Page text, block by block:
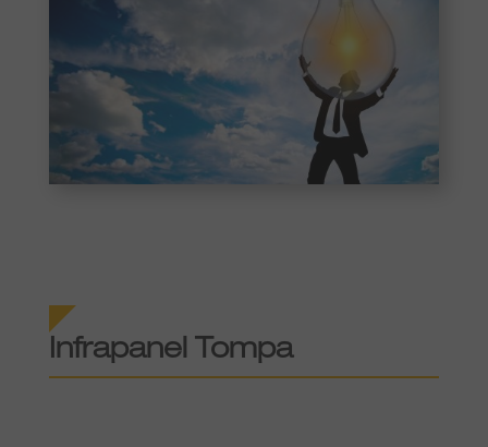
Infrapanel Tompa